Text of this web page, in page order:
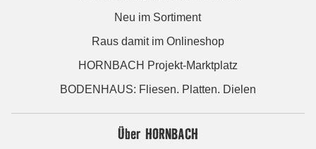
Neu im Sortiment
Raus damit im Onlineshop
HORNBACH Projekt-Marktplatz
BODENHAUS: Fliesen. Platten. Dielen
Über HORNBACH